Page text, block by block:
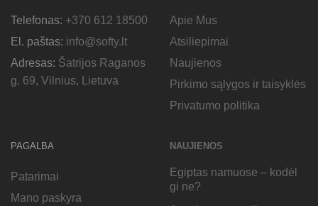
Telefonas: +370 612 18500
El. paštas: info@softy.lt
Adresas: Šatrijos Raganos
g. 69, Vilnius, Lietuva
Apie Mus
Atsiliepimai
Naujienos
Pirkimo sąlygos ir taisyklės
Privatumo politika
PAGALBA
Patarimai
Mano paskyra
NAUJIENOS
Egiptas namuose – kodėl
gi ne?